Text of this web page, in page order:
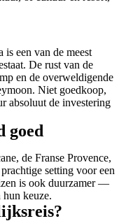
een van de meest
De rust van de
en de overweldigende
Niet goedkoop,
absoluut de investering
goed
de Franse Provence,
setting voor een
is ook duurzamer —
hun keuze.